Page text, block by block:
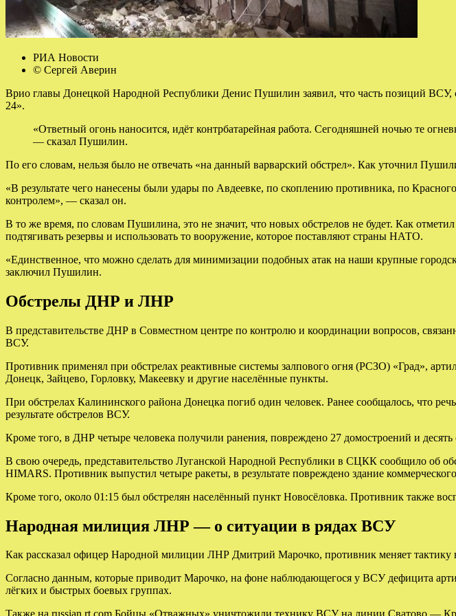
РИА Новости
© Сергей Аверин
Врио главы Донецкой Народной Республики Денис Пушилин заявил, что часть позиций ВСУ,
24».
«Ответный огонь наносится, идёт контрбатарейная работа. Сегодняшней ночью те
— сказал Пушилин.
По его словам, нельзя было не отвечать «на данный варварский обстрел». Как уточнил
«В результате чего нанесены были удары по Авдеевке, по скоплению противника, по
контролем», — сказал он.
В то же время, по словам Пушилина, это не значит, что новых обстрелов не будет. Как
подтягивать резервы и использовать то вооружение, которое поставляют страны НАТО.
«Единственное, что можно сделать для минимизации подобных атак на наши крупные
заключил Пушилин.
Обстрелы ДНР и ЛНР
В представительстве ДНР в Совместном центре по контролю и координации вопросов,
ВСУ.
Противник применял при обстрелах реактивные системы залпового огня (РСЗО) «Град»,
Донецк, Зайцево, Горловку, Макеевку и другие населённые пункты.
При обстрелах Калининского района Донецка погиб один человек. Ранее сообщалось, что
результате обстрелов ВСУ.
Кроме того, в ДНР четыре человека получили ранения, повреждено 27 домостроений и десять
В свою очередь, представительство Луганской Народной Республики в СЦКК сообщило об
HIMARS. Противник выпустил четыре ракеты, в результате повреждено здание
Кроме того, около 01:15 был обстрелян населённый пункт Новосёловка. Противник также
Народная милиция ЛНР — о ситуации в рядах ВСУ
Как рассказал офицер Народной милиции ЛНР Дмитрий Марочко, противник меняет тактику
Согласно данным, которые приводит Марочко, на фоне наблюдающегося у ВСУ дефицита
лёгких и быстрых боевых группах.